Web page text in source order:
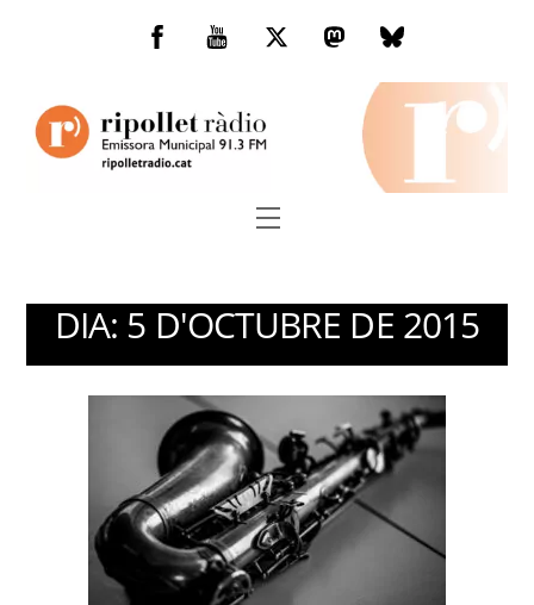
Facebook
You
TwitterMastodonBluesky
Menu
DIA: 5 D'OCTUBRE DE 2015